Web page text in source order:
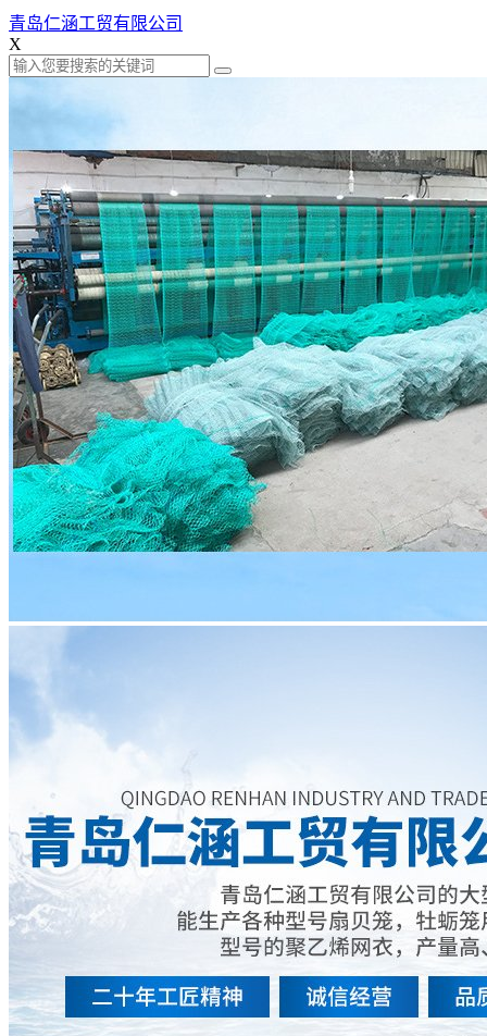
青岛仁涵工贸有限公司
X